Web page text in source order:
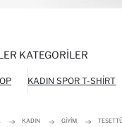
KATEGORILER
KADIN SPOR T-SHIRT
KADIN GIYIM